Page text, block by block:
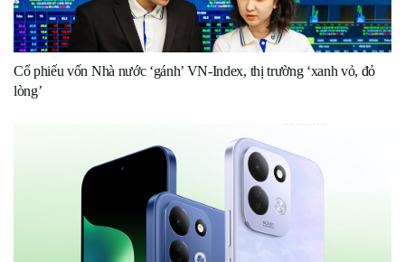
Cổ phiếu vốn Nhà nước ‘gánh’ VN-Index, thị trường ‘xanh vỏ, đỏ
lòng’